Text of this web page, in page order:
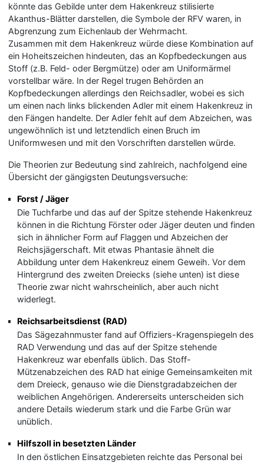
könnte das Gebilde unter dem Hakenkreuz stilisierte
Akanthus-Blätter darstellen, die Symbole der RFV waren, in
Abgrenzung zum Eichenlaub der Wehrmacht.
Zusammen mit dem Hakenkreuz würde diese Kombination auf
ein Hoheitszeichen hindeuten, das an Kopfbedeckungen aus
Stoff (z.B. Feld- oder Bergmütze) oder am Uniformärmel
vorstellbar wäre. In der Regel trugen Behörden an
Kopfbedeckungen allerdings den Reichsadler, wobei es sich
um einen nach links blickenden Adler mit einem Hakenkreuz in
den Fängen handelte. Der Adler fehlt auf dem Abzeichen, was
ungewöhnlich ist und letztendlich einen Bruch im
Uniformwesen und mit den Vorschriften darstellen würde.
Die Theorien zur Bedeutung sind zahlreich, nachfolgend eine
Übersicht der gängigsten Deutungsversuche:
Forst / Jäger
Die Tuchfarbe und das auf der Spitze stehende Hakenkreuz
können in die Richtung Förster oder Jäger deuten und finden
sich in ähnlicher Form auf Flaggen und Abzeichen der
Reichsjägerschaft. Mit etwas Phantasie ähnelt die
Abbildung unter dem Hakenkreuz einem Geweih. Vor dem
Hintergrund des zweiten Dreiecks (siehe unten) ist diese
Theorie zwar nicht wahrscheinlich, aber auch nicht
widerlegt.
Reichsarbeitsdienst (RAD)
Das Sägezahnmuster fand auf Offiziers-Kragenspiegeln des
RAD Verwendung und das auf der Spitze stehende
Hakenkreuz war ebenfalls üblich. Das Stoff-
Mützenabzeichen des RAD hat einige Gemeinsamkeiten mit
dem Dreieck, genauso wie die Dienstgradabzeichen der
weiblichen Angehörigen. Andererseits unterscheiden sich
andere Details wiederum stark und die Farbe Grün war
unüblich.
Hilfszoll in besetzten Länder
In den östlichen Einsatzgebieten reichte das Personal bei